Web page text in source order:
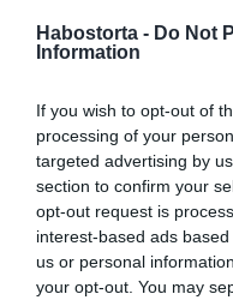
Habostorta - Do Not
Information
If you wish to opt-out of
processing of your
targeted advertising by
section to confirm your
opt-out request is
interest-based ads
us or personal
your opt-out. You may
mindent megpróbál a
csalódni önmagában"
egyedül is, akkor lehet,
félelméről Kata.
Azonban idővel rátalált
kiegyensúlyozott
úgy véli, hogy a mély
felismerik egymást, de
elegendő egy